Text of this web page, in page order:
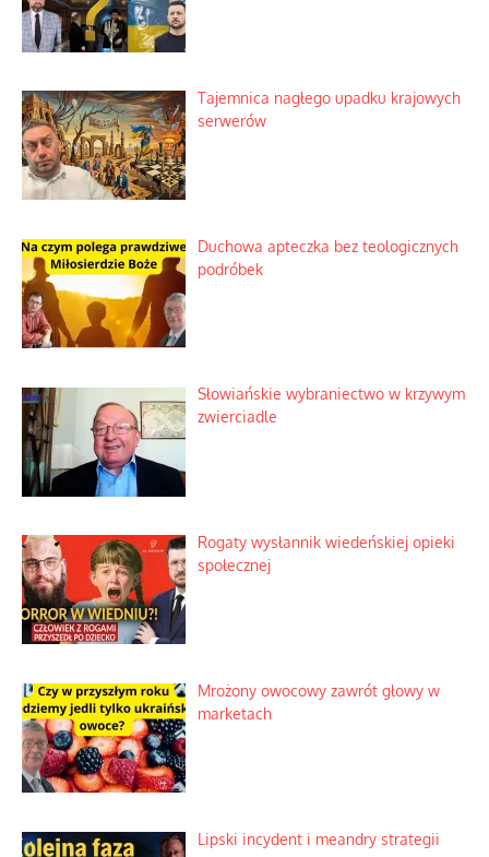
Tajemnica nagłego upadku krajowych
serwerów
Duchowa apteczka bez teologicznych
podróbek
Słowiańskie wybraniectwo w krzywym
zwierciadle
Rogaty wysłannik wiedeńskiej opieki
społecznej
Mrożony owocowy zawrót głowy w
marketach
Lipski incydent i meandry strategii